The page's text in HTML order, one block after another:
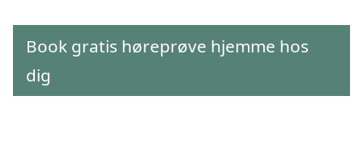
Book gratis høreprøve hjemme hos
dig